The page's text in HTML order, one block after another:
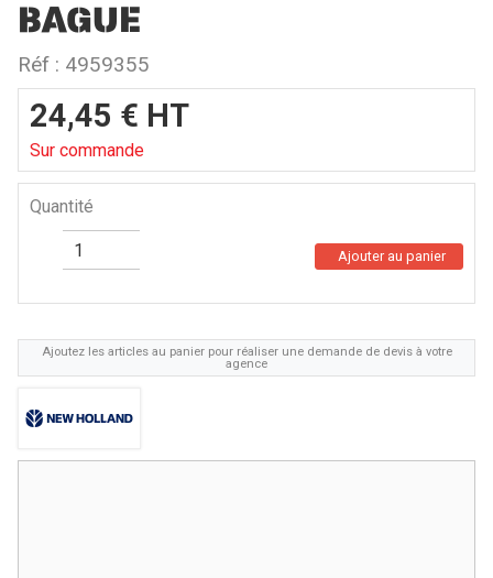
BAGUE
Réf : 4959355
Ajoutez les articles au panier pour réaliser une demande de devis à votre
agence
24,45 € HT
Sur commande
Quantité
Ajouter au panier